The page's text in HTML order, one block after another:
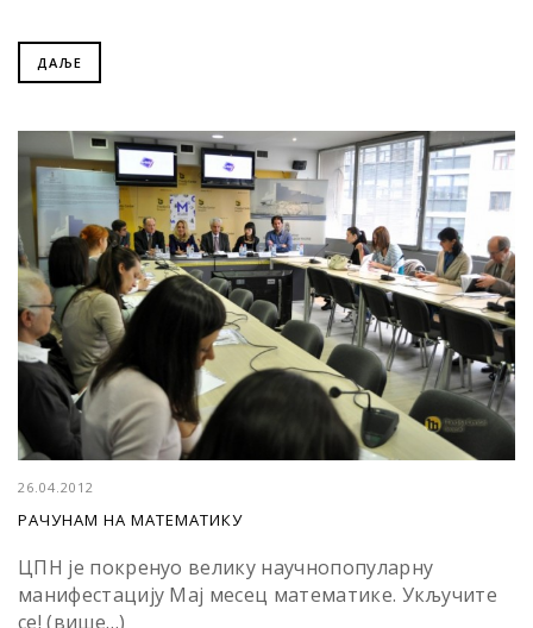
ДАЉЕ
26.04.2012
РАЧУНАМ НА МАТЕМАТИКУ
ЦПН је покренуо велику научнопопуларну
манифестацију Мај месец математике. Укључите
се! (више…)